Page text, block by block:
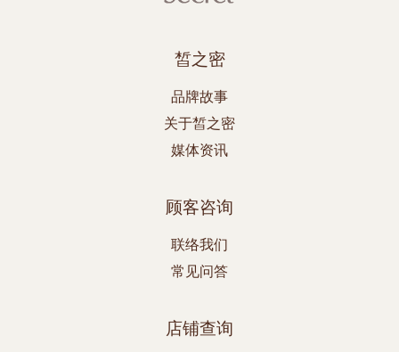
皙之密
品牌故事
关于皙之密
媒体资讯
顾客咨询
联络我们
常见问答
店铺查询